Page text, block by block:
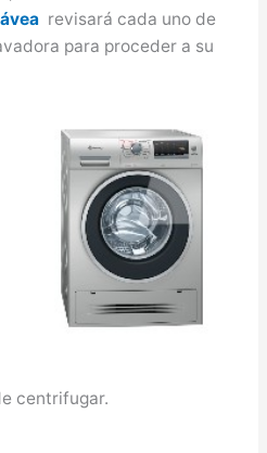
revisará cada uno de
para proceder a su
centrifugar.